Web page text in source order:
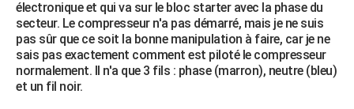
électronique et qui va sur le bloc starter avec la phase du
secteur. Le compresseur n'a pas démarré, mais je ne suis
pas sûr que ce soit la bonne manipulation à faire, car je ne
sais pas exactement comment est piloté le compresseur
normalement. Il n'a que 3 fils : phase (marron), neutre (bleu)
et un fil noir.